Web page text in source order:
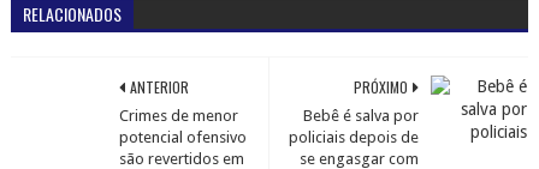
RELACIONADOS
PRÓXIMO
Bebê é salva por
policiais depois de
se engasgar com
ANTERIOR
Crimes de menor
potencial ofensivo
são revertidos em